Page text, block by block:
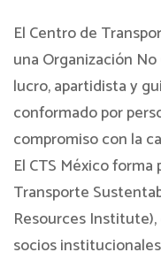
El Centro de
una Organización
lucro, apartidista y
conformado por
compromiso con la
El CTS México
Transporte
Resources
socios